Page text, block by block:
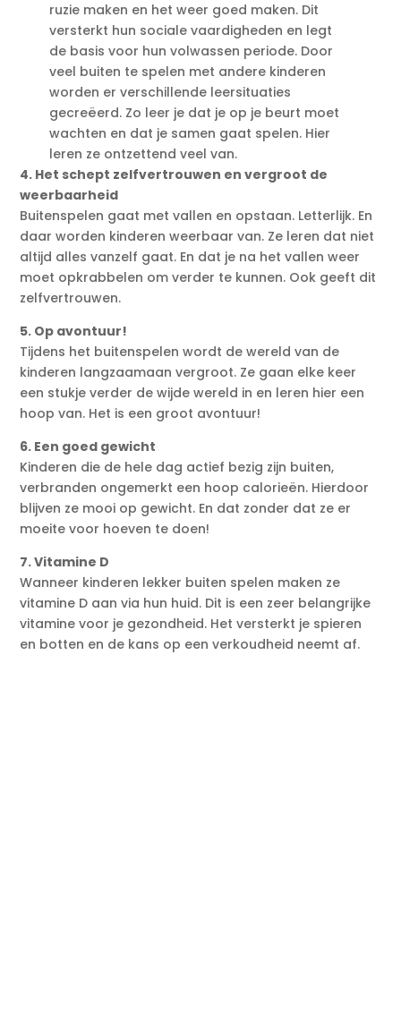
ruzie maken en het weer goed maken. Dit
versterkt hun sociale vaardigheden en legt
de basis voor hun volwassen periode. Door
veel buiten te spelen met andere kinderen
worden er verschillende leersituaties
gecreëerd. Zo leer je dat je op je beurt moet
wachten en dat je samen gaat spelen. Hier
leren ze ontzettend veel van.
4. Het schept zelfvertrouwen en vergroot de
weerbaarheid
Buitenspelen gaat met vallen en opstaan. Letterlijk. En
daar worden kinderen weerbaar van. Ze leren dat niet
altijd alles vanzelf gaat. En dat je na het vallen weer
moet opkrabbelen om verder te kunnen. Ook geeft dit
zelfvertrouwen.
5. Op avontuur!
Tijdens het buitenspelen wordt de wereld van de
kinderen langzaamaan vergroot. Ze gaan elke keer
een stukje verder de wijde wereld in en leren hier een
hoop van. Het is een groot avontuur!
6. Een goed gewicht
Kinderen die de hele dag actief bezig zijn buiten,
verbranden ongemerkt een hoop calorieën. Hierdoor
blijven ze mooi op gewicht. En dat zonder dat ze er
moeite voor hoeven te doen!
7. Vitamine D
Wanneer kinderen lekker buiten spelen maken ze
vitamine D aan via hun huid. Dit is een zeer belangrijke
vitamine voor je gezondheid. Het versterkt je spieren
en botten en de kans op een verkoudheid neemt af.